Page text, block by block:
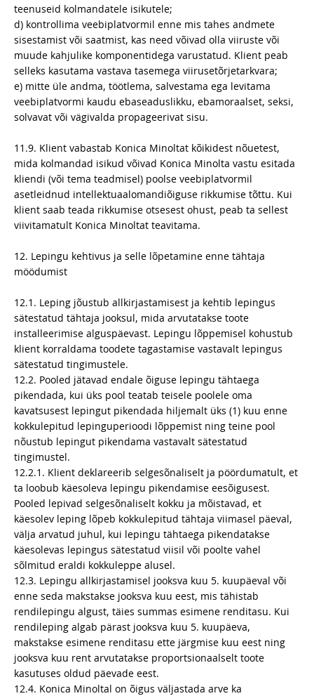
teenuseid kolmandatele isikutele;
d) kontrollima veebiplatvormil enne mis tahes andmete
sisestamist või saatmist, kas need võivad olla viiruste või
muude kahjulike komponentidega varustatud. Klient peab
selleks kasutama vastava tasemega viirusetõrjetarkvara;
e) mitte üle andma, töötlema, salvestama ega levitama
veebiplatvormi kaudu ebaseaduslikku, ebamoraalset, seksi,
solvavat või vägivalda propageerivat sisu.
11.9. Klient vabastab Konica Minoltat kõikidest nõuetest,
mida kolmandad isikud võivad Konica Minolta vastu esitada
kliendi (või tema teadmisel) poolse veebiplatvormil
asetleidnud intellektuaalomandiõiguse rikkumise tõttu. Kui
klient saab teada rikkumise otsesest ohust, peab ta sellest
viivitamatult Konica Minoltat teavitama.
12. Lepingu kehtivus ja selle lõpetamine enne tähtaja
möödumist
12.1. Leping jõustub allkirjastamisest ja kehtib lepingus
sätestatud tähtaja jooksul, mida arvutatakse toote
installeerimise alguspäevast. Lepingu lõppemisel kohustub
klient korraldama toodete tagastamise vastavalt lepingus
sätestatud tingimustele.
12.2. Pooled jätavad endale õiguse lepingu tähtaega
pikendada, kui üks pool teatab teisele poolele oma
kavatsusest lepingut pikendada hiljemalt üks (1) kuu enne
kokkulepitud lepinguperioodi lõppemist ning teine pool
nõustub lepingut pikendama vastavalt sätestatud
tingimustel.
12.2.1. Klient deklareerib selgesõnaliselt ja pöördumatult, et
ta loobub käesoleva lepingu pikendamise eesõigusest.
Pooled lepivad selgesõnaliselt kokku ja mõistavad, et
käesolev leping lõpeb kokkulepitud tähtaja viimasel päeval,
välja arvatud juhul, kui lepingu tähtaega pikendatakse
käesolevas lepingus sätestatud viisil või poolte vahel
sõlmitud eraldi kokkuleppe alusel.
12.3. Lepingu allkirjastamisel jooksva kuu 5. kuupäeval või
enne seda makstakse jooksva kuu eest, mis tähistab
rendilepingu algust, täies summas esimene renditasu. Kui
rendileping algab pärast jooksva kuu 5. kuupäeva,
makstakse esimene renditasu ette järgmise kuu eest ning
jooksva kuu rent arvutatakse proportsionaalselt toote
kasutuses oldud päevade eest.
12.4. Konica Minoltal on õigus väljastada arve ka